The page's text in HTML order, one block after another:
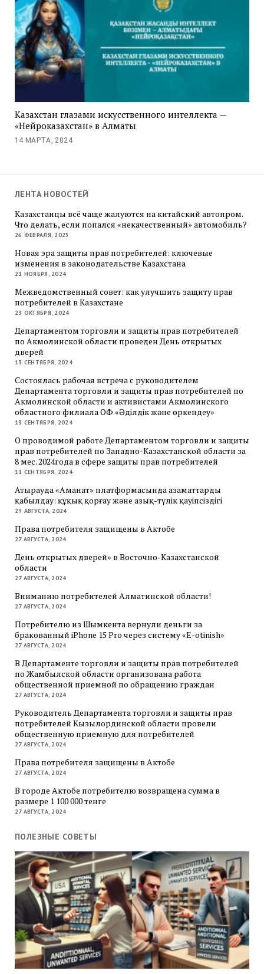
Казахстан глазами искусственного интеллекта —
«Нейроказахстан» в Алматы
14 МАРТА, 2024
ЛЕНТА НОВОСТЕЙ
Казахстанцы всё чаще жалуются на китайский автопром.
Что делать, если попался «некачественный» автомобиль?
26 ФЕВРАЛЯ, 2025
Новая эра защиты прав потребителей: ключевые
изменения в законодательстве Казахстана
21 НОЯБРЯ, 2024
Межведомственный совет: как улучшить защиту прав
потребителей в Казахстане
23 ОКТЯБРЯ, 2024
Департаментом торговли и защиты прав потребителей
по Акмолинской области проведен День открытых
дверей
13 СЕНТЯБРЯ, 2024
Состоялась рабочая встреча с руководителем
Департамента торговли и защиты прав потребителей по
Акмолинской области и активистами Акмолинского
областного филиала ОФ «Әділдік және өркендеу»
13 СЕНТЯБРЯ, 2024
О проводимой работе Департаментом торговли и защиты
прав потребителей по Западно-Казахстанской области за
8 мес. 2024года в сфере защиты прав потребителей
11 СЕНТЯБРЯ, 2024
Атырауда «Аманат» платформасында азаматтарды
қабылдау: құқық қорғау және азық-түлік қауіпсіздігі
29 АВГУСТА, 2024
Права потребителя защищены в Актобе
27 АВГУСТА, 2024
День открытых дверей» в Восточно-Казахстанской
области
27 АВГУСТА, 2024
Вниманию потребителей Алматинской области!
27 АВГУСТА, 2024
Потребителю из Шымкента вернули деньги за
бракованный iPhone 15 Pro через систему «E-otinish»
27 АВГУСТА, 2024
В Департаменте торговли и защиты прав потребителей
по Жамбылской области организована работа
общественной приемной по обращению граждан
27 АВГУСТА, 2024
Руководитель Департамента торговли и защиты прав
потребителей Кызылординской области провели
общественную приемную для потребителей
27 АВГУСТА, 2024
Права потребителя защищены в Актобе
27 АВГУСТА, 2024
В городе Актобе потребителю возвращена сумма в
размере 1 100 000 тенге
27 АВГУСТА, 2024
ПОЛЕЗНЫЕ СОВЕТЫ